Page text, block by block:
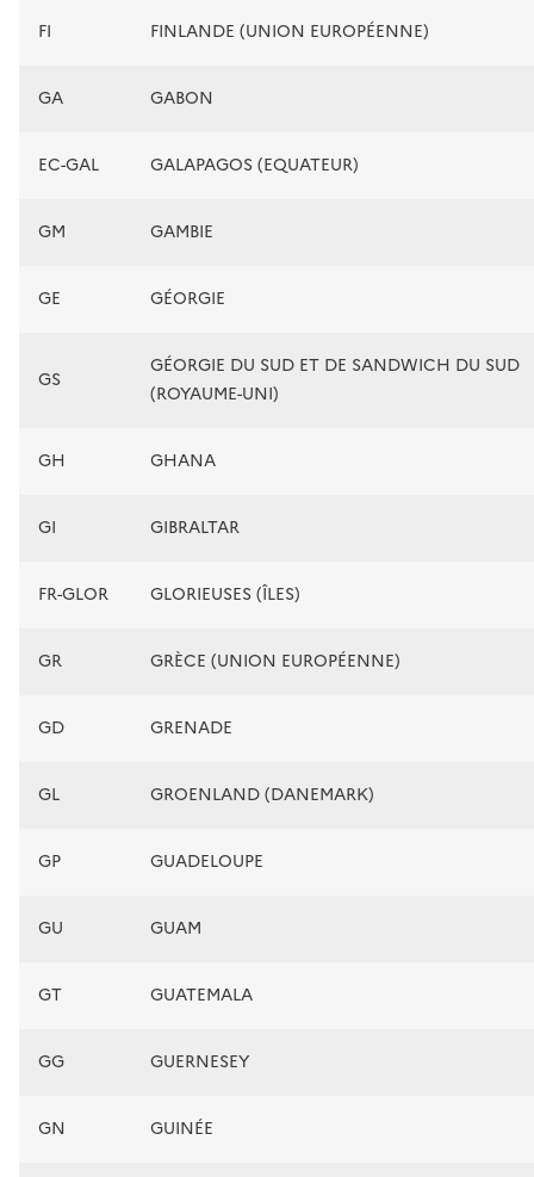
FI FINLANDE (UNION EUROPÉENNE)
GA GABON
EC-GAL GALAPAGOS (EQUATEUR)
GM GAMBIE
GE GÉORGIE
GS
GÉORGIE DU SUD ET DE SANDWICH DU SUD
(ROYAUME-UNI)
GH GHANA
GI GIBRALTAR
FR-GLOR GLORIEUSES (ÎLES)
GR GRÈCE (UNION EUROPÉENNE)
GD GRENADE
GL GROENLAND (DANEMARK)
GP GUADELOUPE
GU GUAM
GT GUATEMALA
GG GUERNESEY
GN GUINÉE